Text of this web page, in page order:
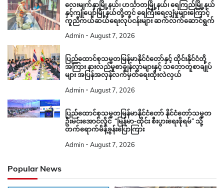
လေးမျက်နှာမြို့နယ်၊ ဟင်္သာတမြို့နယ်၊ ရေကြည်မြို့နယ်
နှင့်ကျုံပျော်မြို့နယ်တို့တွင် ရေကြီးရေလျှံမှုများကြောင့်
ကူညီကယ်ဆယ်ရေးလုပ်ငန်းများ ဆက်လက်ဆောင်ရွက်
Admin August 7, 2026
ပြည်ထောင်စုသမ္မတမြန်မာနိုင်ငံတော်နှင့် ထိုင်းနိုင်ငံတို့
အကြား နားလည်မှုစာချွန်လွှာများနှင့် သဘောတူစာချုပ်
များ အပြန်အလှန်လက်မှတ်ရေးထိုးလဲလှယ်
Admin August 7, 2026
ပြည်ထောင်စုသမ္မတမြန်မာနိုင်ငံတော် နိုင်ငံတော်သမ္မတ
ဦးမင်းအောင်လှိုင် “မြန်မာ-ထိုင်း စီးပွားရေးဖိုရမ်” သို့
တက်ရောက်မိန့်ခွန်းပြောကြား
Admin August 7, 2026
Popular News